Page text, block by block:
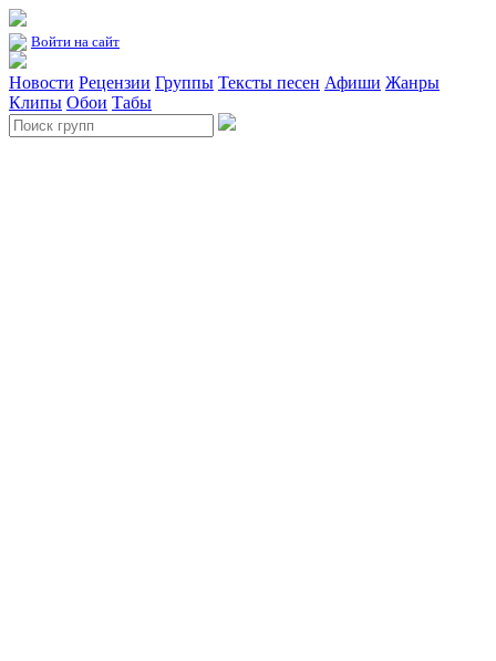
Войти на сайт
Новости Рецензии Группы Тексты песен Афиши Жанры
Клипы Обои Табы